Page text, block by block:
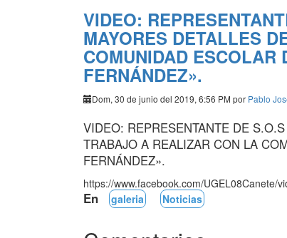
VIDEO:
MAYORES DETALLES
COMUNIDAD ESCOLAR
FERNÁNDEZ».
Dom, 30 de junio del 2019, 6:56 PM por Pablo
VIDEO: REPRESENTANTE DE
TRABAJO A REALIZAR CON LA
FERNÁNDEZ».
https://www.facebook.com/UGEL08Canete/
En galeria Noticias